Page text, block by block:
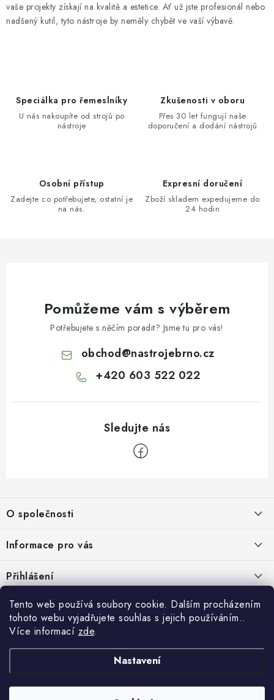
Tento web používá soubory cookie. Dalším procházením
tohoto webu vyjadřujete souhlas s jejich používáním..
Více informací zde.
Nastavení
vaše projekty získají na kvalitě a estetice. Ať už jste profesionál nebo
nadšený kutil, tyto nástroje by neměly chybět ve vaší výbavě.
Speciálka pro řemeslníky
U nás nakoupíte od strojů po
nástroje
Zkušenosti v oboru
Přes 30 let fungují naše
doporučení a dodání nástrojů
Osobní přístup
Zadejte co potřebujete, ostatní je
na nás.
Expresní doručení
Zboží skladem expedujeme do
24 hodin
Pomůžeme vám s výběrem
Potřebujete s něčím poradit? Jsme tu pro vás!
obchod@nastrojebrno.cz
+420 603 522 022
p
a
O společnosti
O nás
Recenze zákazníků
Novinky, návody, blog
Sponzorujeme
Informace pro vás
Obchodní podmínky
Doprava
Způsoby platby
Reklamace
Přihlášení
Přijímáme online platby
Vytvořil Shoptet